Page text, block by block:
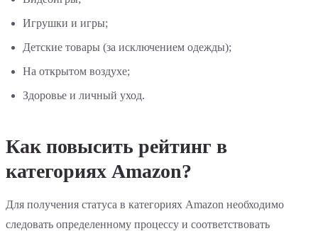
Игрушки и игры;
Детские товары (за исключением одежды);
На открытом воздухе;
Здоровье и личный уход.
Как повысить рейтинг в
категориях Amazon?
Для получения статуса в категориях Amazon необходимо
следовать определенному процессу и соответствовать